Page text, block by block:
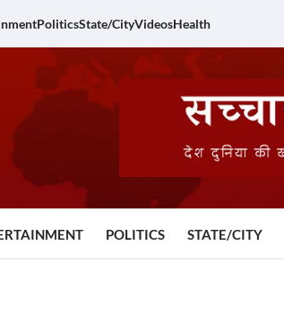
PoliticsState/CityVideosHealth
POLITICS STATE/CITY